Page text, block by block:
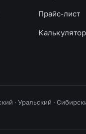
Прайс-лист
· Уральский ·